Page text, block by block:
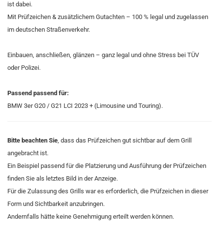
ist dabei.
Mit Prüfzeichen & zusätzlichem Gutachten – 100 % legal und zugelassen
im deutschen Straßenverkehr.
Einbauen, anschließen, glänzen – ganz legal und ohne Stress bei TÜV
oder Polizei.
Passend passend für:
BMW 3er G20 / G21 LCI 2023 + (Limousine und Touring).
Bitte beachten Sie, dass das Prüfzeichen gut sichtbar auf dem Grill
angebracht ist.
Ein Beispiel passend für die Platzierung und Ausführung der Prüfzeichen
finden Sie als letztes Bild in der Anzeige.
Für die Zulassung des Grills war es erforderlich, die Prüfzeichen in dieser
Form und Sichtbarkeit anzubringen.
Andernfalls hätte keine Genehmigung erteilt werden können.